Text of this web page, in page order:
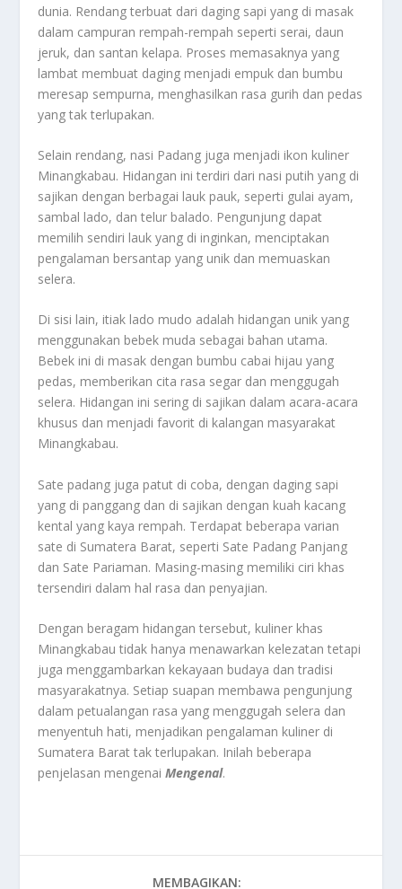
dunia. Rendang terbuat dari daging sapi yang di masak
dalam campuran rempah-rempah seperti serai, daun
jeruk, dan santan kelapa. Proses memasaknya yang
lambat membuat daging menjadi empuk dan bumbu
meresap sempurna, menghasilkan rasa gurih dan pedas
yang tak terlupakan.
Selain rendang, nasi Padang juga menjadi ikon kuliner
Minangkabau. Hidangan ini terdiri dari nasi putih yang di
sajikan dengan berbagai lauk pauk, seperti gulai ayam,
sambal lado, dan telur balado. Pengunjung dapat
memilih sendiri lauk yang di inginkan, menciptakan
pengalaman bersantap yang unik dan memuaskan
selera.
Di sisi lain, itiak lado mudo adalah hidangan unik yang
menggunakan bebek muda sebagai bahan utama.
Bebek ini di masak dengan bumbu cabai hijau yang
pedas, memberikan cita rasa segar dan menggugah
selera. Hidangan ini sering di sajikan dalam acara-acara
khusus dan menjadi favorit di kalangan masyarakat
Minangkabau.
Sate padang juga patut di coba, dengan daging sapi
yang di panggang dan di sajikan dengan kuah kacang
kental yang kaya rempah. Terdapat beberapa varian
sate di Sumatera Barat, seperti Sate Padang Panjang
dan Sate Pariaman. Masing-masing memiliki ciri khas
tersendiri dalam hal rasa dan penyajian.
Dengan beragam hidangan tersebut, kuliner khas
Minangkabau tidak hanya menawarkan kelezatan tetapi
juga menggambarkan kekayaan budaya dan tradisi
masyarakatnya. Setiap suapan membawa pengunjung
dalam petualangan rasa yang menggugah selera dan
menyentuh hati, menjadikan pengalaman kuliner di
Sumatera Barat tak terlupakan. Inilah beberapa
penjelasan mengenaiMengenal.
MEMBAGIKAN: